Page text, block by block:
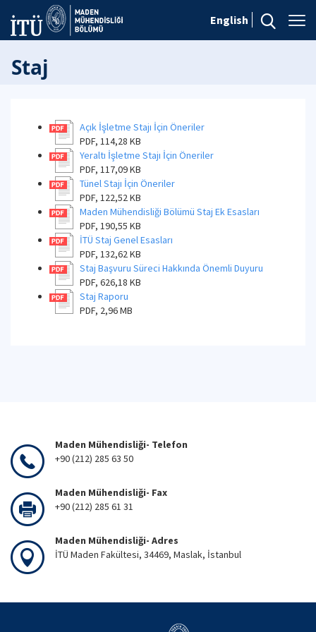
English
Staj
Açık İşletme Stajı İçin Öneriler
PDF, 114,28 KB
Yeraltı İşletme Stajı İçin Öneriler
PDF, 117,09 KB
Tünel Stajı İçin Öneriler
PDF, 122,52 KB
Maden Mühendisliği Bölümü Staj Ek Esasları
PDF, 190,55 KB
İTÜ Staj Genel Esasları
PDF, 132,62 KB
Staj Başvuru Süreci Hakkında Önemli Duyuru
PDF, 626,18 KB
Staj Raporu
PDF, 2,96 MB
Maden Mühendisliği- Telefon
+90 (212) 285 63 50
Maden Mühendisliği- Fax
+90 (212) 285 61 31
Maden Mühendisliği- Adres
İTÜ Maden Fakültesi, 34469, Maslak, İstanbul